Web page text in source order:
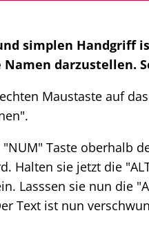
simplen Handgriff
darzustellen.
Maustaste auf
Taste oberhalb
Halten sie jetzt die
Lasssen sie nun die
Text ist nun